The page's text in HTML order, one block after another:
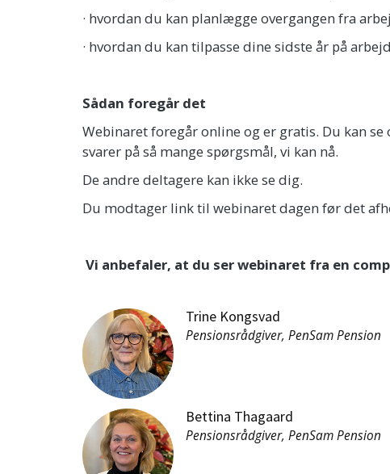
· hvordan du kan planlægge overgangen fra
· hvordan du kan tilpasse dine sidste år på
Sådan foregår det
Webinaret foregår online og er gratis. Du kan
svarer på så mange spørgsmål, vi kan nå.
De andre deltagere kan ikke se dig.
Du modtager link til webinaret dagen før det
Vi anbefaler, at du ser webinaret fra en
Trine Kongsvad
Pensionsrådgiver, PenSam Pension
Bettina Thagaard
Pensionsrådgiver, PenSam Pension